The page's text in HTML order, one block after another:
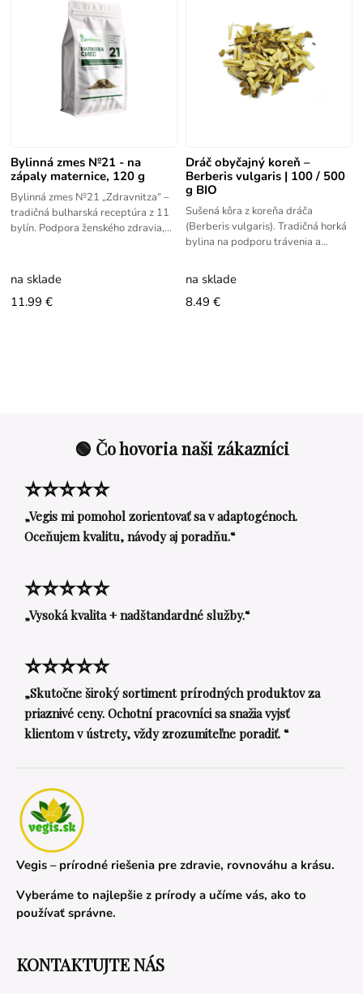
Bylinná zmes №21 - na
zápaly maternice, 120 g
Bylinná zmes №21 „Zdravnitza“ –
tradičná bulharská receptúra z 11
bylín. Podpora ženského zdravia,
na sklade
11.99 €
Dráč obyčajný koreň –
Berberis vulgaris | 100 / 500
g BIO
Sušená kôra z koreňa dráča
(Berberis vulgaris). Tradičná horká
bylina na podporu trávenia a
a tinktúry.
na sklade
8.49 €
🟢 Čo hovoria naši zákazníci
⭐⭐⭐⭐⭐
„Vegis mi pomohol zorientovať sa v adaptogénoch.
Oceňujem kvalitu, návody aj poradňu.“
⭐⭐⭐⭐⭐
„Vysoká kvalita + nadštandardné služby.“
⭐⭐⭐⭐⭐
„Skutočne široký sortiment prírodných produktov za
priaznivé ceny. Ochotní pracovníci sa snažia vyjsť
klientom v ústrety, vždy zrozumiteľne poradiť. “
Vegis – prírodné riešenia pre zdravie, rovnováhu a krásu.
Vyberáme to najlepšie z prírody a učíme vás, ako to
používať správne.
KONTAKTUJTE NÁS